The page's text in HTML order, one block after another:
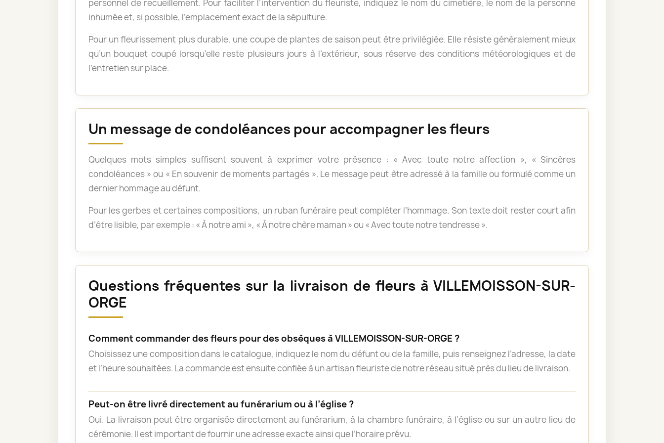
personnel de recueillement. Pour faciliter l’intervention du fleuriste, indiquez le nom du cimetière, le nom de la personne
inhumée et, si possible, l’emplacement exact de la sépulture.
Pour un fleurissement plus durable, une coupe de plantes de saison peut être privilégiée. Elle résiste généralement mieux
qu’un bouquet coupé lorsqu’elle reste plusieurs jours à l’extérieur, sous réserve des conditions météorologiques et de
l’entretien sur place.
Un message de condoléances pour accompagner les fleurs
Quelques mots simples suffisent souvent à exprimer votre présence : « Avec toute notre affection », « Sincères
condoléances » ou « En souvenir de moments partagés ». Le message peut être adressé à la famille ou formulé comme un
dernier hommage au défunt.
Pour les gerbes et certaines compositions, un ruban funéraire peut compléter l’hommage. Son texte doit rester court afin
d’être lisible, par exemple : « À notre ami », « À notre chère maman » ou « Avec toute notre tendresse ».
Questions fréquentes sur la livraison de fleurs à VILLEMOISSON-SUR-
ORGE
Comment commander des fleurs pour des obsèques à VILLEMOISSON-SUR-ORGE ?
Choisissez une composition dans le catalogue, indiquez le nom du défunt ou de la famille, puis renseignez l’adresse, la date
et l’heure souhaitées. La commande est ensuite confiée à un artisan fleuriste de notre réseau situé près du lieu de livraison.
Peut-on être livré directement au funérarium ou à l’église ?
Oui. La livraison peut être organisée directement au funérarium, à la chambre funéraire, à l’église ou sur un autre lieu de
cérémonie. Il est important de fournir une adresse exacte ainsi que l’horaire prévu.